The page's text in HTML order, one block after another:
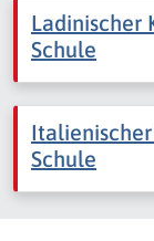
Ladinischer
Schule
Schule